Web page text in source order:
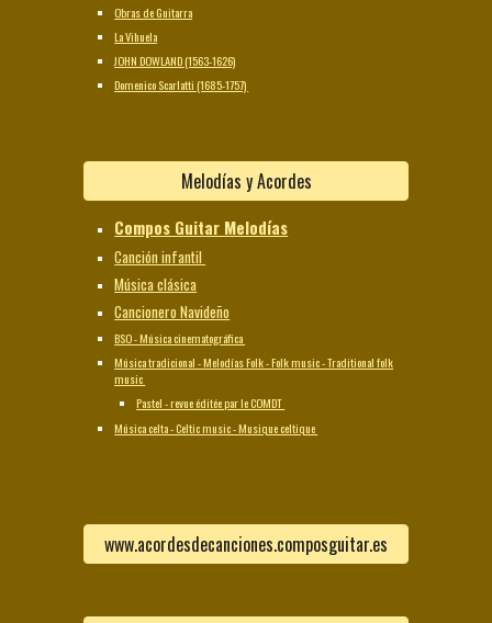
Obras de Guitarra
La Vihuela
JOHN DOWLAND (1563-1626)
Domenico Scarlatti (1685-1757)
Melodías y Acordes
Compos Guitar Melodías
Canción infantil
Música clásica
Cancionero Navideño
BSO - Música cinematográfica
Música tradicional - Melodías Folk - Folk music - Traditional folk
music
Pastel - revue éditée par le COMDT
Música celta - Celtic music - Musique celtique
www.acordesdecanciones.composguitar.es